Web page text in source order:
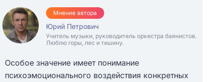
Мнение автора
Юрий Петрович
Учитель музыки, руководитель оркестра баянистов.
Люблю горы, лес и тишину.
Особое значение имеет понимание
психоэмоционального воздействия конкретных